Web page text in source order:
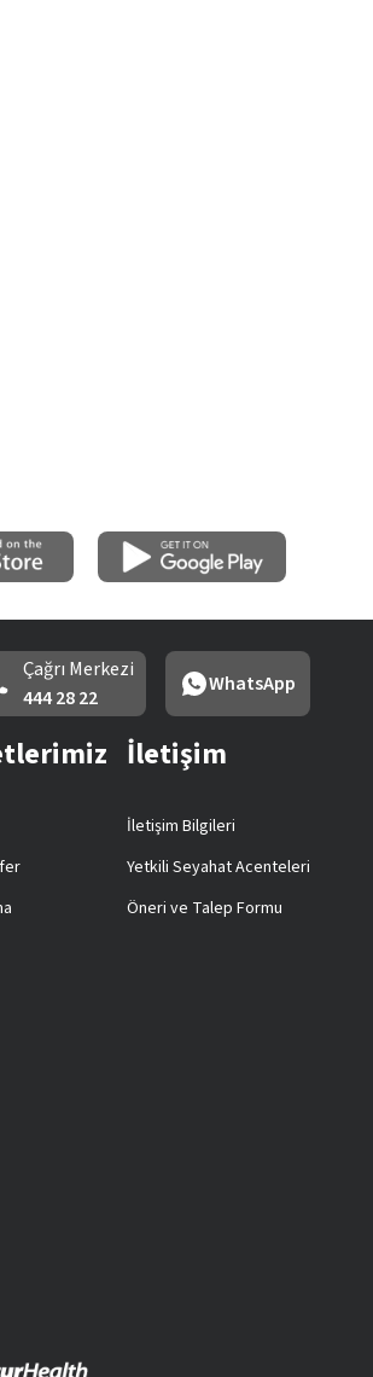
Çağrı Merkezi
444 28 22
WhatsApp
İletişim
İletişim Bilgileri
Yetkili Seyahat Acenteleri
Öneri ve Talep Formu